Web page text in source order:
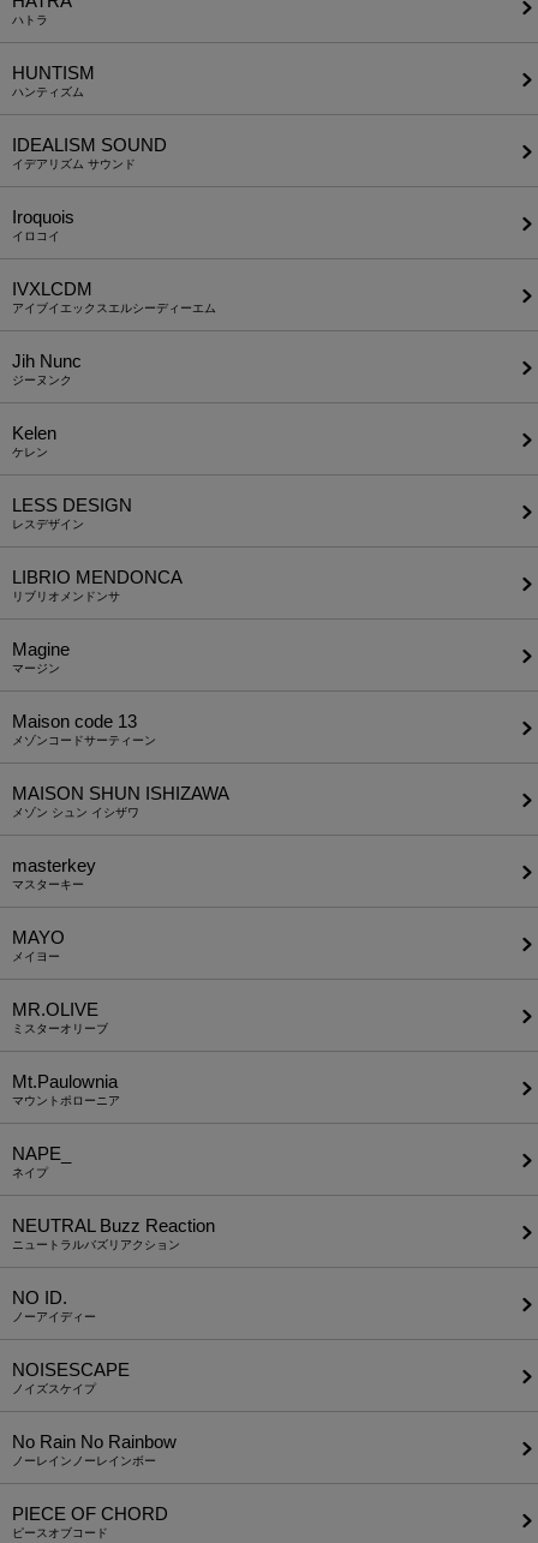
ハトラ
HUNTISM
ハンティズム
IDEALISM SOUND
イデアリズム サウンド
Iroquois
イロコイ
IVXLCDM
アイブイエックスエルシーディーエム
Jih Nunc
ジーヌンク
Kelen
ケレン
LESS DESIGN
レスデザイン
LIBRIO MENDONCA
リブリオメンドンサ
Magine
マージン
Maison code 13
メゾンコードサーティーン
MAISON SHUN ISHIZAWA
メゾン シュン イシザワ
masterkey
マスターキー
MAYO
メイヨー
MR.OLIVE
ミスターオリーブ
Mt.Paulownia
マウントポローニア
NAPE_
ネイプ
NEUTRAL Buzz Reaction
ニュートラルバズリアクション
NO ID.
ノーアイディー
NOISESCAPE
ノイズスケイプ
No Rain No Rainbow
ノーレインノーレインボー
PIECE OF CHORD
ピースオブコード